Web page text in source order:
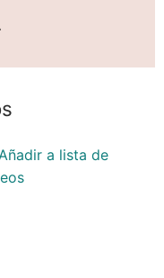
a lista de